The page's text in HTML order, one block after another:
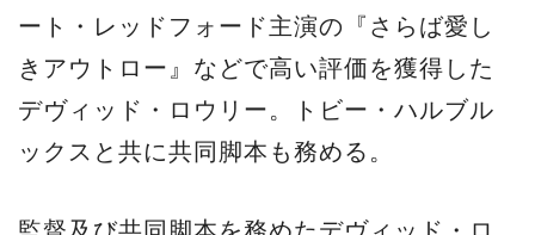
ート・レッドフォード主演の『さらば愛し
きアウトロー』などで高い評価を獲得した
デヴィッド・ロウリー。トビー・ハルブル
ックスと共に共同脚本も務める。